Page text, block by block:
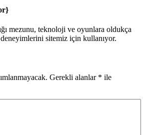
mezunu, teknoloji ve oyunlara oldukça
sitemiz için kullanıyor.
Gerekli alanlar * ile